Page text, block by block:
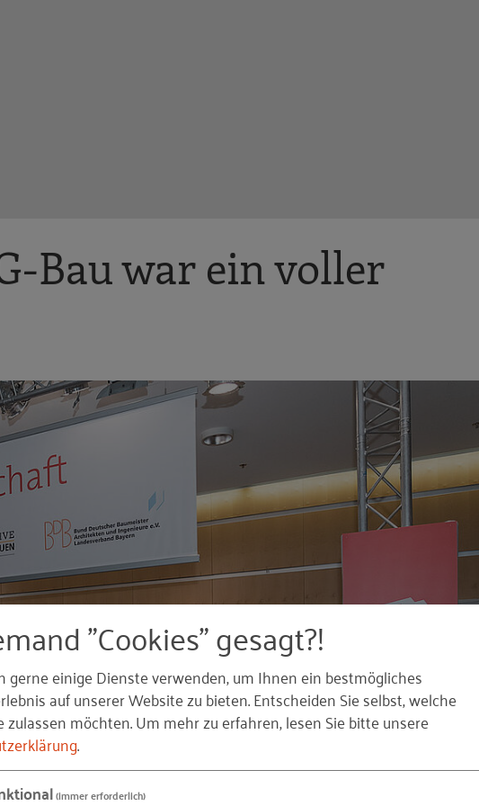
Bau war ein voller
"Cookies" gesagt?!
gerne einige Dienste verwenden, um Ihnen ein bestmögliches
auf unserer Website zu bieten. Entscheiden Sie selbst, welche
zulassen möchten.Um mehr zu erfahren, lesen Sie bitte unsere
.
(immer erforderlich)